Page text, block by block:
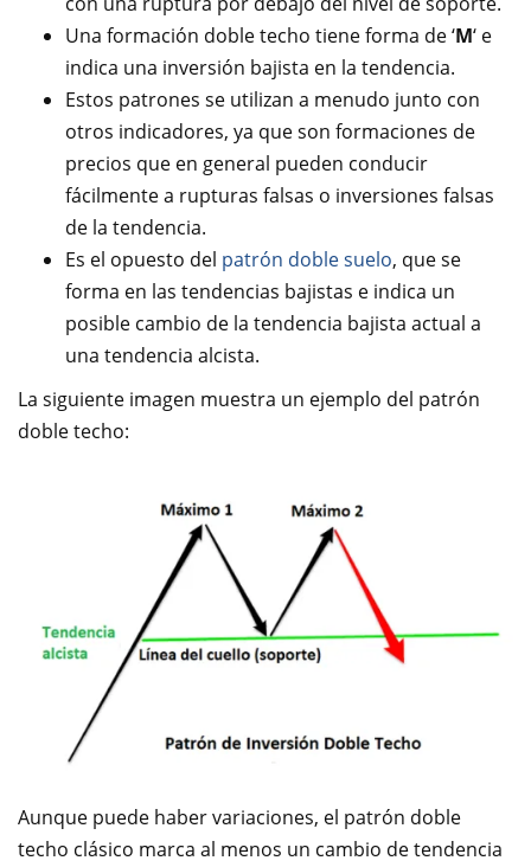
Una formación doble techo tiene forma de ‘M‘ e
indica una inversión bajista en la tendencia.
Estos patrones se utilizan a menudo junto con
otros indicadores, ya que son formaciones de
precios que en general pueden conducir
fácilmente a rupturas falsas o inversiones falsas
de la tendencia.
Es el opuesto del patrón doble suelo, que se
forma en las tendencias bajistas e indica un
posible cambio de la tendencia bajista actual a
una tendencia alcista.
La siguiente imagen muestra un ejemplo del patrón
doble techo:
Aunque puede haber variaciones, el patrón doble
techo clásico marca al menos un cambio de tendencia